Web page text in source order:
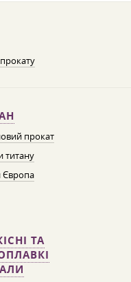
прокат
титану
Європа
ТА